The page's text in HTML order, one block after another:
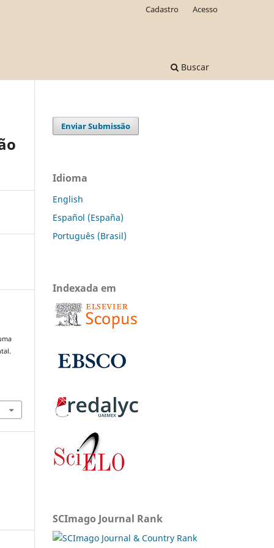
Buscar
Cadastro Acesso
Enviar Submissão
Idioma
English
Español (España)
Português (Brasil)
Indexada em
SCImago Journal Rank